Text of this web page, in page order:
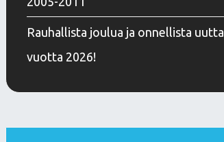
Rauhallista joulua ja onnellista uutta
vuotta 2026!